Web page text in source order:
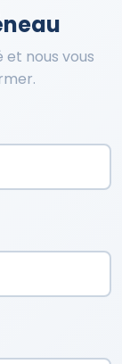
nous vous